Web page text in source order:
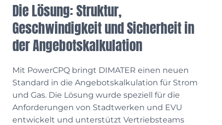
Die Lösung: Struktur,
Geschwindigkeit und Sicherheit in
der Angebotskalkulation
Mit PowerCPQ bringt DIMATER einen neuen
Standard in die Angebotskalkulation für Strom
und Gas. Die Lösung wurde speziell für die
Anforderungen von Stadtwerken und EVU
entwickelt und unterstützt Vertriebsteams